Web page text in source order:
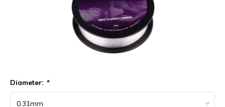
Diameter: *